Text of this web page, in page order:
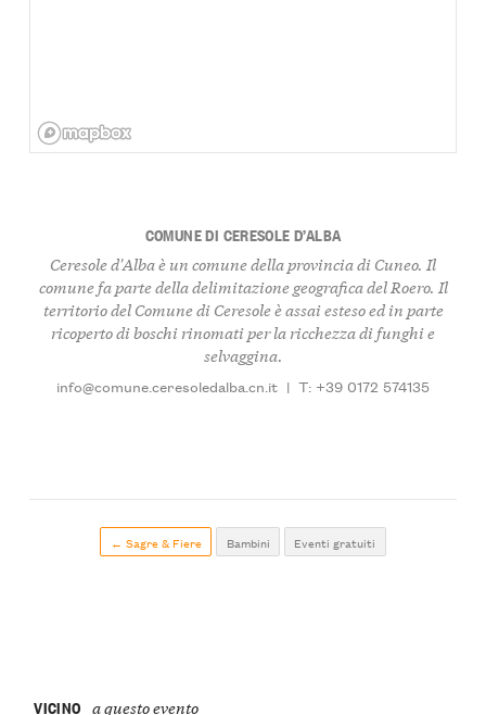
COMUNE DI CERESOLE D’ALBA
Ceresole d'Alba è un comune della provincia di Cuneo. Il
comune fa parte della delimitazione geografica del Roero. Il
territorio del Comune di Ceresole è assai esteso ed in parte
ricoperto di boschi rinomati per la ricchezza di funghi e
selvaggina.
info@comune.ceresoledalba.cn.it | T: +39 0172 574135
← Sagre & Fiere Bambini Eventi gratuiti
VICINO a questo evento